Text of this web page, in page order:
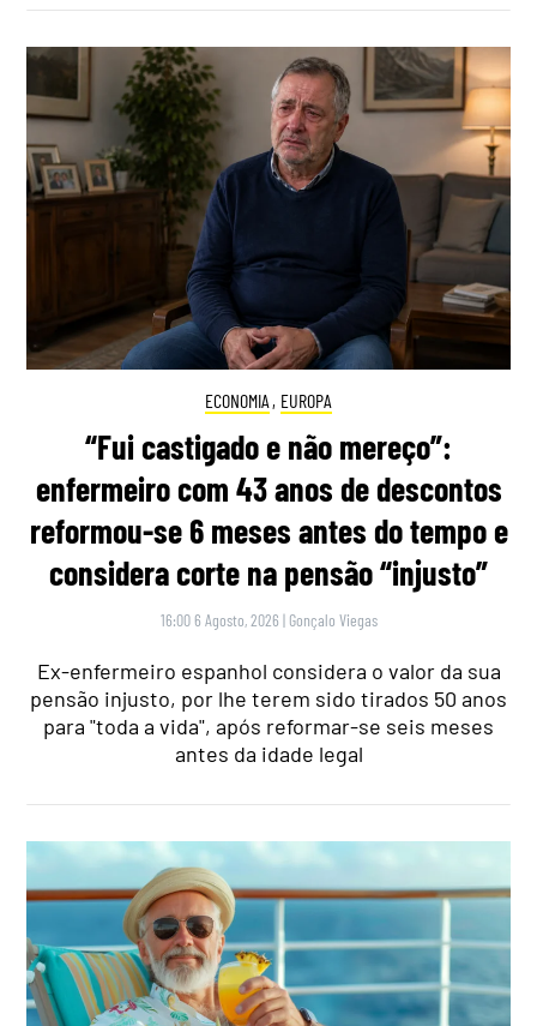
ECONOMIA , EUROPA
“Fui castigado e não mereço”:
enfermeiro com 43 anos de descontos
reformou-se 6 meses antes do tempo e
considera corte na pensão “injusto”
16:00 6 Agosto, 2026 | Gonçalo Viegas
Ex-enfermeiro espanhol considera o valor da sua
pensão injusto, por lhe terem sido tirados 50 anos
para "toda a vida", após reformar-se seis meses
antes da idade legal